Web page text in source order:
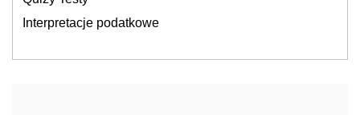
Interpretacje podatkowe